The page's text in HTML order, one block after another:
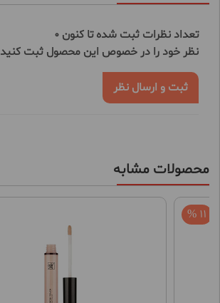
تعداد نظرات ثبت شده تا کنون 0
نظر خود را در خصوص این محصول ثبت کنید
ثبت و ارسال نظر
محصولات مشابه
11 %